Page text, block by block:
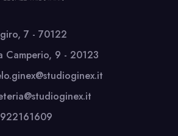
7 - 70122
Camperio, 9 - 20123